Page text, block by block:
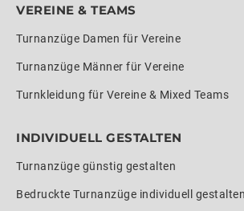
VEREINE & TEAMS
Turnanzüge Damen für Vereine
Turnanzüge Männer für Vereine
Turnkleidung für Vereine & Mixed Teams
INDIVIDUELL GESTALTEN
Turnanzüge günstig gestalten
Bedruckte Turnanzüge individuell gestalten